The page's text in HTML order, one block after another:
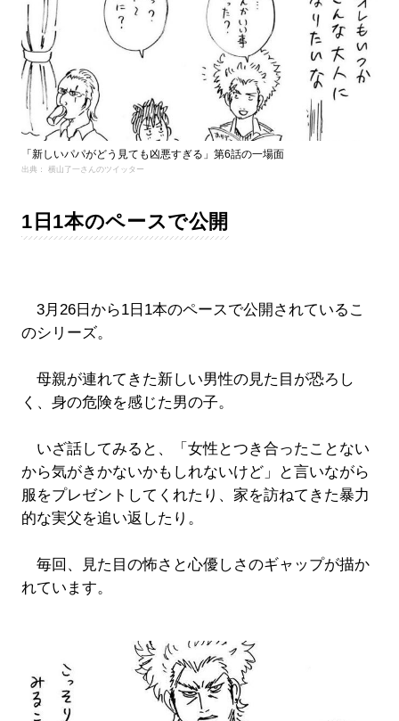
「新しいパパがどう見ても凶悪すぎる」第6話の一場面
出典： 横山了一さんのツイッター
1日1本のペースで公開
3月26日から1日1本のペースで公開されているこ
のシリーズ。
母親が連れてきた新しい男性の見た目が恐ろし
く、身の危険を感じた男の子。
いざ話してみると、「女性とつき合ったことない
から気がきかないかもしれないけど」と言いながら
服をプレゼントしてくれたり、家を訪ねてきた暴力
的な実父を追い返したり。
毎回、見た目の怖さと心優しさのギャップが描か
れています。